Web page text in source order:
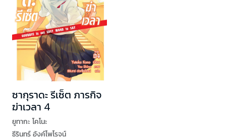
ซากุราดะ รีเซ็ต ภารกิจ
ฆ่าเวลา 4
ยูทากะ โคโนะ
ธีรินทร์ อังค์ไพโรจน์